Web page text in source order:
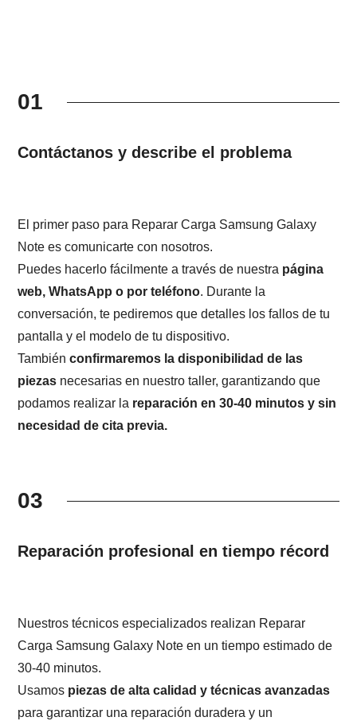
01
Contáctanos y describe el problema
El primer paso para Reparar Carga Samsung Galaxy
Note es comunicarte con nosotros.
Puedes hacerlo fácilmente a través de nuestra página
web, WhatsApp o por teléfono. Durante la
conversación, te pediremos que detalles los fallos de tu
pantalla y el modelo de tu dispositivo.
Tambiénconfirmaremos la disponibilidad de las
piezas necesarias en nuestro taller, garantizando que
podamos realizar la reparación en 30-40 minutos y sin
necesidad de cita previa.
03
Reparación profesional en tiempo récord
Nuestros técnicos especializados realizan Reparar
Carga Samsung Galaxy Note en un tiempo estimado de
30-40 minutos.
Usamos piezas de alta calidad y técnicas avanzadas
para garantizar una reparación duradera y un